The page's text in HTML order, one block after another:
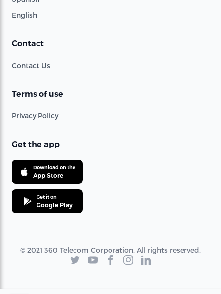
English
Contact
Contact Us
Terms of use
Privacy Policy
Get the app
Download on the
App Store
Get it on
Google Play
© 2021 360 Telecom Corporation. All rights reserved.